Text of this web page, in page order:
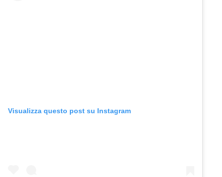
Visualizza questo post su Instagram